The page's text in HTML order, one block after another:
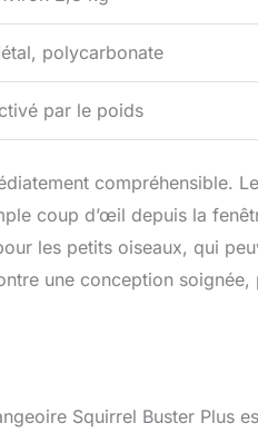
polycarbonate
par le poids
compréhensible.
coup d’œil depuis la
les petits oiseaux, qui
une conception
Squirrel Buster Plus